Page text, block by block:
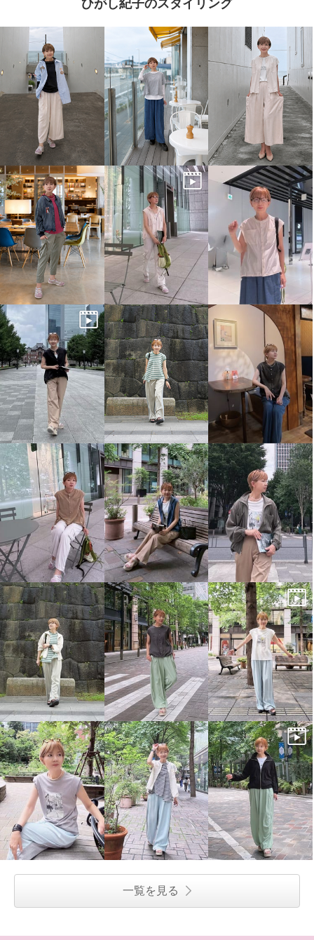
エムズ スタイル マイクロギャ
バ 裾ドロストデザイン セミワイ
ドパンツ ＜股下７０ｃｍ＞
ホワイト ７号
¥0
ひがし紀子のスタイリング
一覧を見る